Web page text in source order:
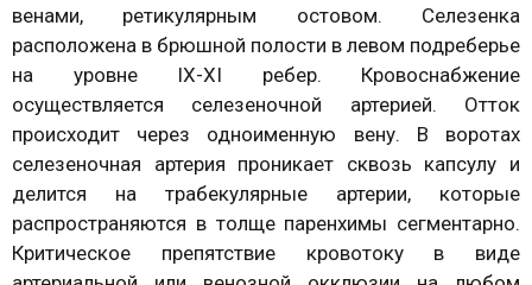
венами, ретикулярным остовом. Селезенка
расположена в брюшной полости в левом подреберье
на уровне IX-XI ребер. Кровоснабжение
осуществляется селезеночной артерией. Отток
происходит через одноименную вену. В воротах
селезеночная артерия проникает сквозь капсулу и
делится на трабекулярные артерии, которые
распространяются в толще паренхимы сегментарно.
Критическое препятствие кровотоку в виде